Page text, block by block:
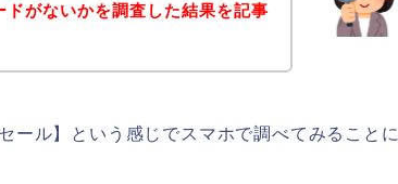
がないかを調査した結果を記事
ール】という感じでスマホで調べてみることに